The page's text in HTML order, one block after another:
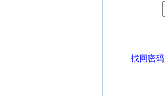
找回密码